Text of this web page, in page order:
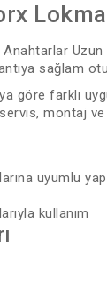
Uzun
sağlam
göre farklı
montaj
uyumlu
kullanım